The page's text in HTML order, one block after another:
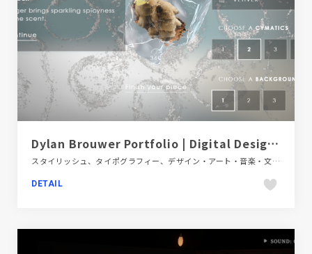
Dylan Brouwer Portfolio | Digital Designer & No-Code Developer
スタイリッシュ、タイポグラフィー、デザイン・アート・音楽・文芸、ブラック系 、ポートフォリオ、海外サイト
DETAIL